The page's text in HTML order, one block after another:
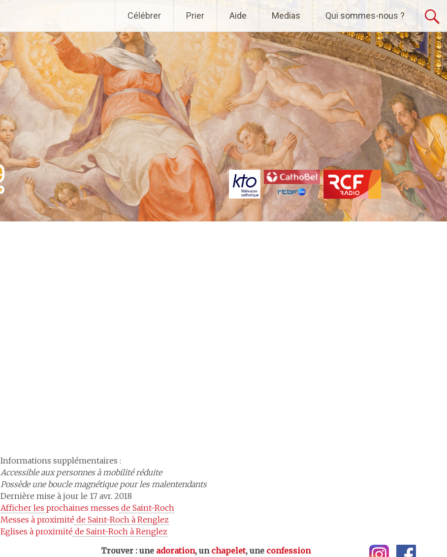
au
principal
Célébrer Prier Aide Medias Qui sommes-nous ?
Informations supplémentaires :
Accessible aux personnes à mobilité réduite
Possède une boucle magnétique pour les malentendants
Dernière mise à jour le 17 avr. 2018
Afficher les prochaines messes de Saint-Roch
Messes à proximité de Saint-Roch à Renglez
Eglises à proximité de Saint-Roch à Renglez
Trouver : une adoration, un chapelet, une confession